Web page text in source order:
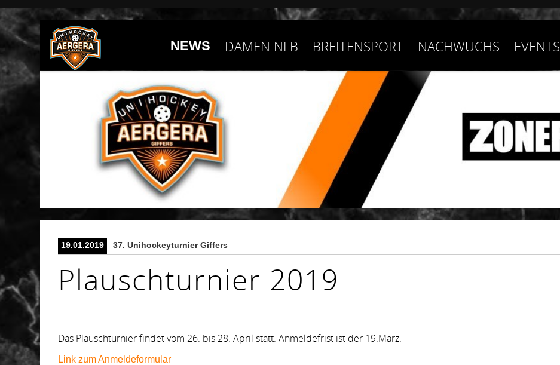
NEWS DAMEN NLB BREITENSPORT NACHWUCHS EVENTS
19.01.2019 37. Unihockeyturnier Giffers
Plauschturnier 2019
Das Plauschturnier findet vom 26. bis 28. April statt. Anmeldefrist ist der 19.März.
Link zum Anmeldeformular